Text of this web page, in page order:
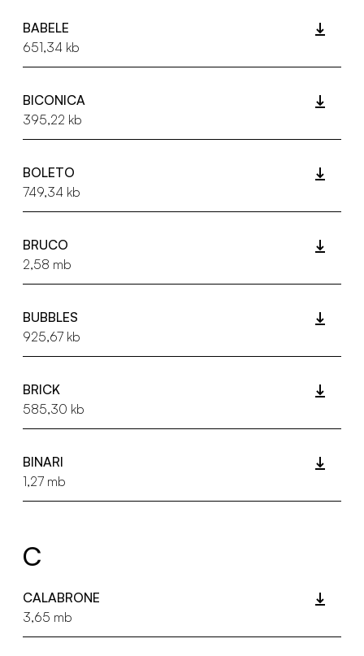
BABELE
651,34 kb
BICONICA
395,22 kb
BOLETO
749,34 kb
BRUCO
2,58 mb
BUBBLES
925,67 kb
BRICK
585,30 kb
BINARI
1,27 mb
C
CALABRONE
3,65 mb